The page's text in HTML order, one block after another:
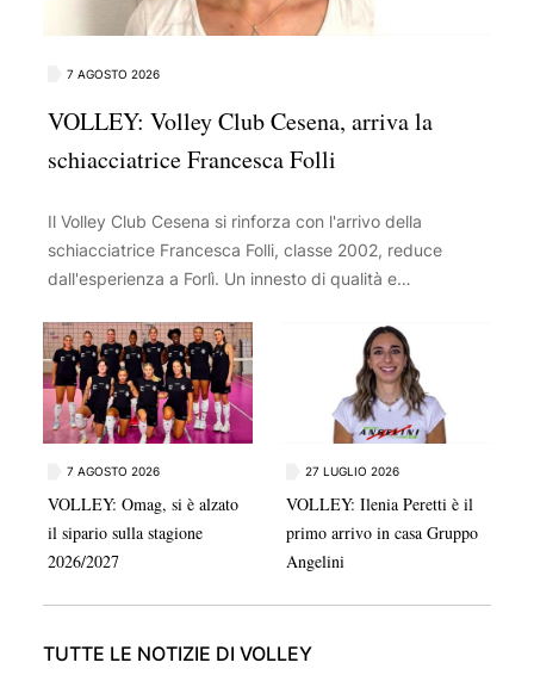
7 AGOSTO 2026
VOLLEY: Volley Club Cesena, arriva la
schiacciatrice Francesca Folli
Il Volley Club Cesena si rinforza con l'arrivo della
schiacciatrice Francesca Folli, classe 2002, reduce
dall'esperienza a Forlì. Un innesto di qualità e
stagione di serie B1.
7 AGOSTO 2026
VOLLEY: Omag, si è alzato
il sipario sulla stagione
2026/2027
27 LUGLIO 2026
VOLLEY: Ilenia Peretti è il
primo arrivo in casa Gruppo
Angelini
TUTTE LE NOTIZIE DI VOLLEY